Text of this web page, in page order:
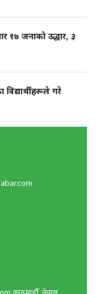
१७ जनाको उद्धार, ३
गरे